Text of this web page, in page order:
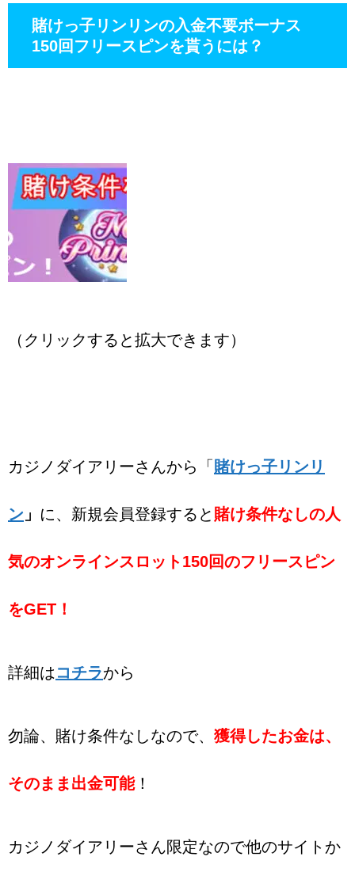
賭けっ子リンリンの入金不要ボーナス
150回フリースピンを貰うには？
（クリックすると拡大できます）
カジノダイアリーさんから「 賭けっ子リンリ
ン 」 に、新規会員登録すると 賭け条件なしの人
気のオンラインスロット150回のフリースピン
をGET！
詳細は コチラから
勿論、賭け条件なしなので、 獲得したお金は、
そのまま出金可能！
カジノダイアリーさん限定なので他のサイトか